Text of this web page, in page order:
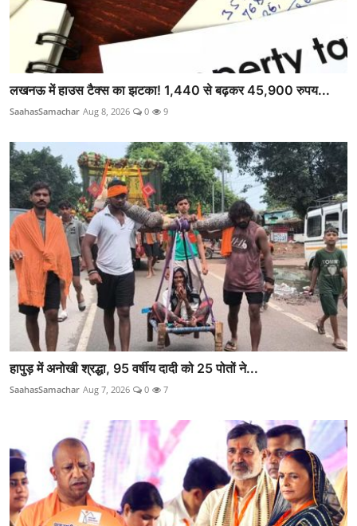
लखनऊ में हाउस टैक्स का झटका! 1,440 से बढ़कर 45,900 रुपय...
SaahasSamachar Aug 8, 2026 0 9
हापुड़ में अनोखी श्रद्धा, 95 वर्षीय दादी को 25 पोतों ने...
SaahasSamachar Aug 7, 2026 0 7